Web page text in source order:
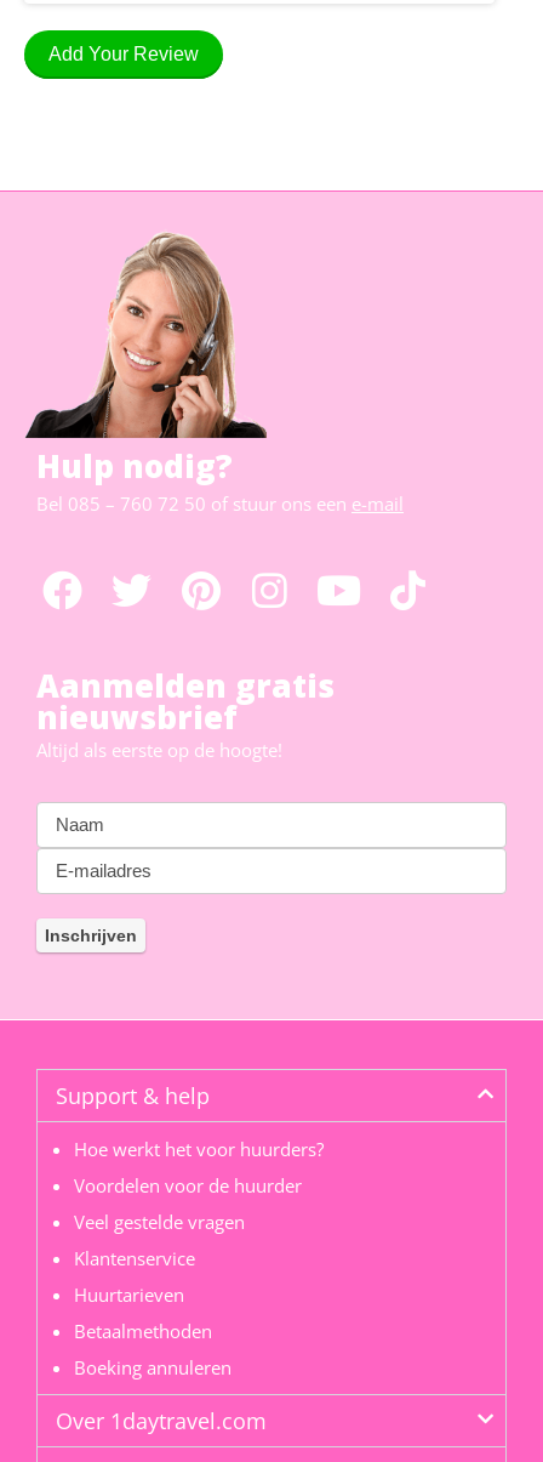
Add Your Review
Hulp nodig?
Bel 085 – 760 72 50 of stuur ons een e-mail
Aanmelden gratis
nieuwsbrief
Altijd als eerste op de hoogte!
Support & help
Hoe werkt het voor huurders?
Voordelen voor de huurder
Veel gestelde vragen
Klantenservice
Huurtarieven
Betaalmethoden
Boeking annuleren
Over 1daytravel.com